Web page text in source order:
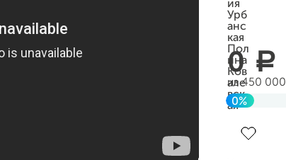
0 a
из 450
0%